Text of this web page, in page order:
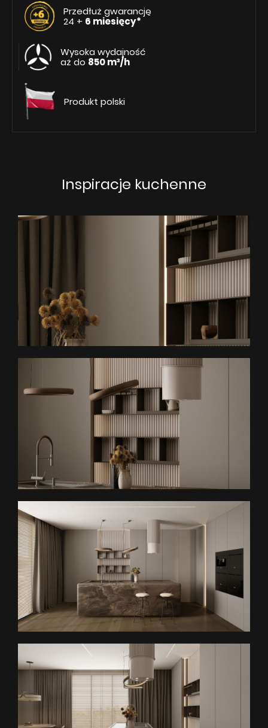
Przedłuż gwarancję
24 + 6 miesięcy*
Wysoka wydajność
aż do 850 m³/h
Produkt polski
Inspiracje kuchenne